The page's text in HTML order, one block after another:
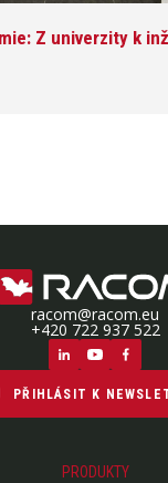
Z univerzity k
racom@racom.eu
+420 722 937 522
PŘIHLÁSIT K
PRODUKTY